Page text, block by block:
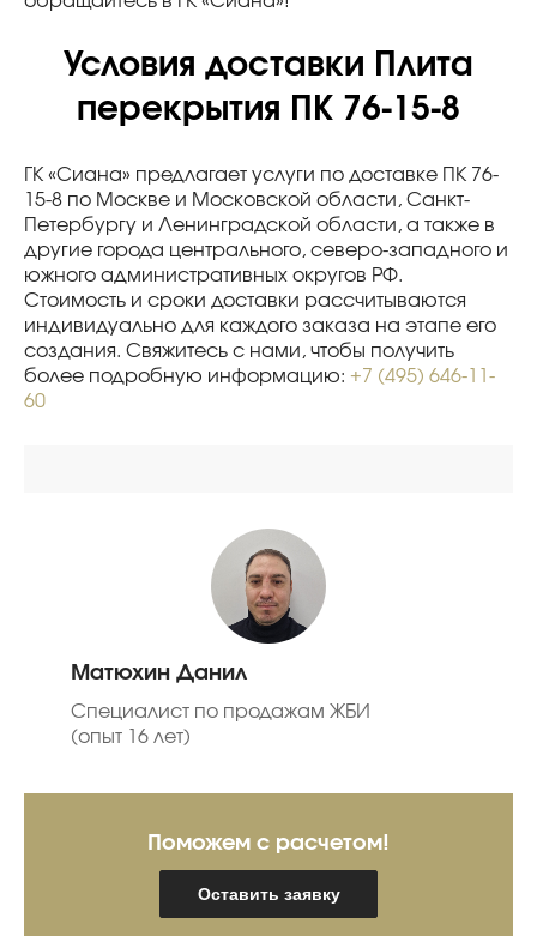
Условия доставки Плита
перекрытия ПК 76-15-8
ГК «Сиана» предлагает услуги по доставке ПК 76-
15-8 по Москве и Московской области, Санкт-
Петербургу и Ленинградской области, а также в
другие города центрального, северо-западного и
южного административных округов РФ.
Стоимость и сроки доставки рассчитываются
индивидуально для каждого заказа на этапе его
создания. Свяжитесь с нами, чтобы получить
более подробную информацию: +7 (495) 646-11-
60
Матюхин Данил
Специалист по продажам ЖБИ
(опыт 16 лет)
Поможем с расчетом!
Оставить заявку